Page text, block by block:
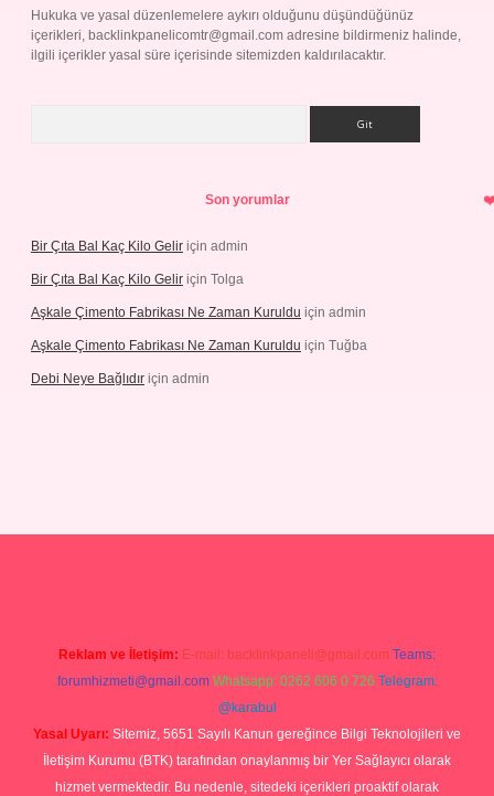
Hukuka ve yasal düzenlemelere aykırı olduğunu düşündüğünüz
içerikleri, backlinkpanelicomtr@gmail.com adresine bildirmeniz halinde,
ilgili içerikler yasal süre içerisinde sitemizden kaldırılacaktır.
Son yorumlar
Bir Çıta Bal Kaç Kilo Gelir için admin
Bir Çıta Bal Kaç Kilo Gelir için Tolga
Aşkale Çimento Fabrikası Ne Zaman Kuruldu için admin
Aşkale Çimento Fabrikası Ne Zaman Kuruldu için Tuğba
Debi Neye Bağlıdır için admin
Reklam ve İletişim: E-mail: backlinkpaneli@gmail.com Teams:
forumhizmeti@gmail.com Whatsapp: 0262 606 0 726 Telegram:
@karabul
Yasal Uyarı: Sitemiz, 5651 Sayılı Kanun gereğince Bilgi Teknolojileri ve
İletişim Kurumu (BTK) tarafından onaylanmış bir Yer Sağlayıcı olarak
hizmet vermektedir. Bu nedenle, sitedeki içerikleri proaktif olarak